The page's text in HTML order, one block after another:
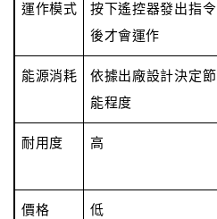
運作模式
按下遙控器發出指令
後才會運作
能源消耗
依據出廠設計決定節
能程度
耐用度 高
價格 低